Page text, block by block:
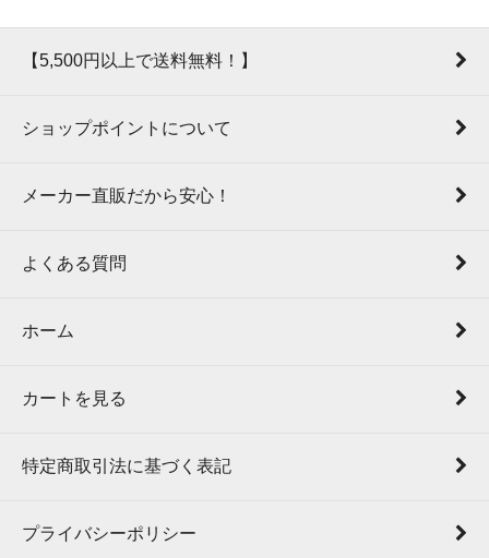
【5,500円以上で送料無料！】
ショップポイントについて
メーカー直販だから安心！
よくある質問
ホーム
カートを見る
特定商取引法に基づく表記
プライバシーポリシー